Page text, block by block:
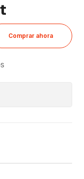
Comprar ahora